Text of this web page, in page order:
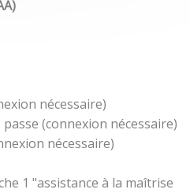
nécessaire)
(connexion nécessaire)
nécessaire)
1 "assistance à la maîtrise